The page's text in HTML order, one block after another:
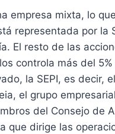
empresa mixta, lo
representada por la
El resto de las
controla más del
la SEPI, es decir,
el grupo
del Consejo de
que dirige las